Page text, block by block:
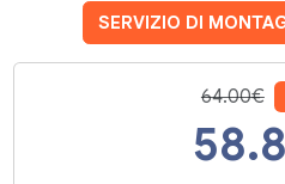
SERVIZIO DI
64.00€